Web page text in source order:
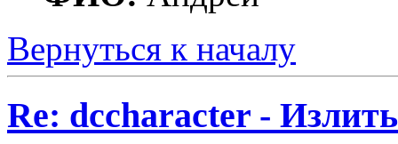
Вернуться к началу
Re: dccharacter -